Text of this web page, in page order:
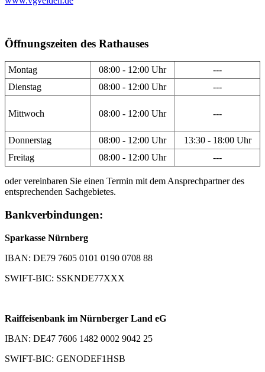
Öffnungszeiten des Rathauses
Montag 08:00 - 12:00 Uhr
---
Dienstag
08:00 - 12:00 Uhr ---
Mittwoch 08:00 - 12:00 Uhr ---
Donnerstag 08:00 - 12:00 Uhr
13:30 - 18:00 Uhr
Freitag
08:00 - 12:00 Uhr ---
oder vereinbaren Sie einen Termin mit dem Ansprechpartner des
entsprechenden Sachgebietes.
Bankverbindungen:
Sparkasse Nürnberg
IBAN: DE79 7605 0101 0190 0708 88
SWIFT-BIC: SSKNDE77XXX
Raiffeisenbank im Nürnberger Land eG
IBAN: DE47 7606 1482 0002 9042 25
SWIFT-BIC: GENODEF1HSB